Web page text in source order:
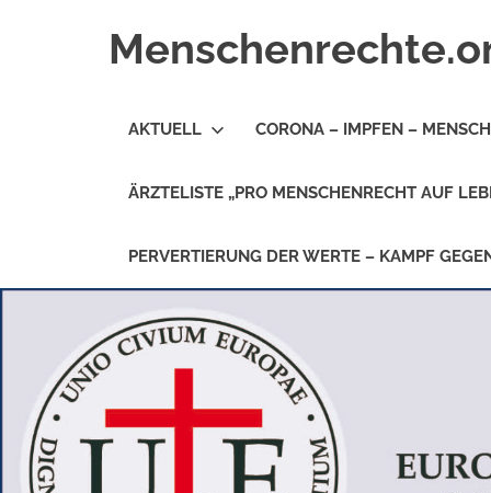
alle
Geborene
AKTUELL CORONA – IMPFEN –
ÄRZTELISTE „PRO MENSCHENRECHT AUF
PERVERTIERUNG DER WERTE – KAMPF